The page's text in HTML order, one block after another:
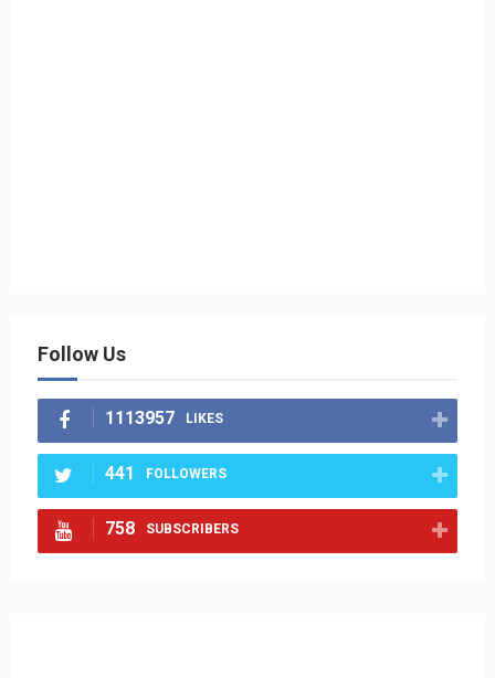
Follow Us
1113957 LIKES
441 FOLLOWERS
758 SUBSCRIBERS